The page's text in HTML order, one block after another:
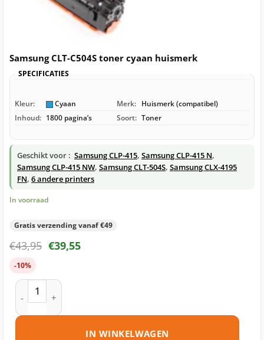
Samsung CLT-C504S toner cyaan huismerk
SPECIFICATIES
Kleur: Cyaan Merk: Huismerk (compatibel)
Inhoud: 1800 pagina’s Soort: Toner
Geschikt voor : Samsung CLP-415, Samsung CLP-415 N,
Samsung CLP-415 NW, Samsung CLT-504S, Samsung CLX-4195
FN, 6 andere printers
In voorraad
Gratis verzending vanaf €49
€43,95 €39,55
-10%
Samsung CLT-C504S toner cyaan huismerk aantal
IN WINKELWAGEN